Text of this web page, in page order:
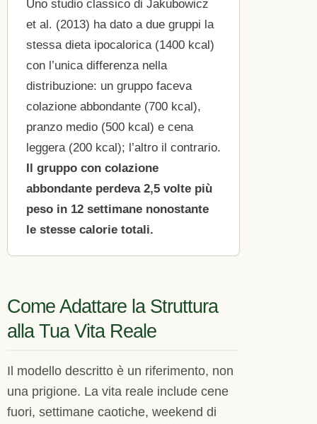
Uno studio classico di Jakubowicz
et al. (2013) ha dato a due gruppi la
stessa dieta ipocalorica (1400 kcal)
con l’unica differenza nella
distribuzione: un gruppo faceva
colazione abbondante (700 kcal),
pranzo medio (500 kcal) e cena
leggera (200 kcal); l’altro il contrario.
Il gruppo con colazione
abbondante perdeva 2,5 volte più
peso in 12 settimane nonostante
le stesse calorie totali.
Come Adattare la Struttura
alla Tua Vita Reale
Il modello descritto è un riferimento, non
una prigione. La vita reale include cene
fuori, settimane caotiche, weekend di